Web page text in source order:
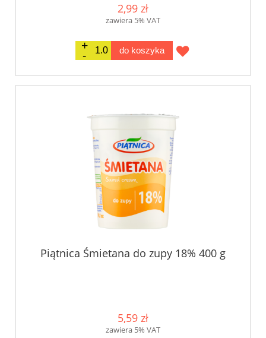
2,99 zł
zawiera 5% VAT
do koszyka
Piątnica Śmietana do zupy 18% 400 g
5,59 zł
zawiera 5% VAT